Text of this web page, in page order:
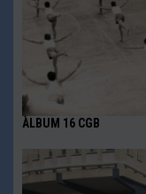
ÀLBUM 16 CGB